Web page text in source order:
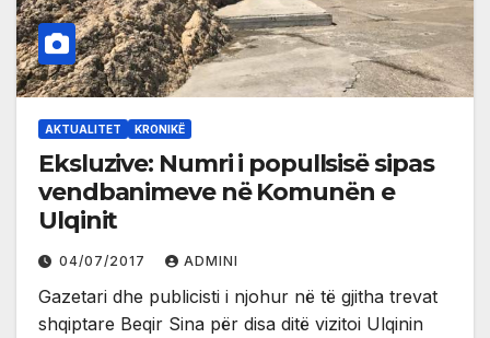
AKTUALITET KRONIKË
Eksluzive: Numri i popullsisë sipas
vendbanimeve në Komunën e
Ulqinit
04/07/2017 ADMINI
Gazetari dhe publicisti i njohur në të gjitha trevat
shqiptare Beqir Sina për disa ditë vizitoi Ulqinin